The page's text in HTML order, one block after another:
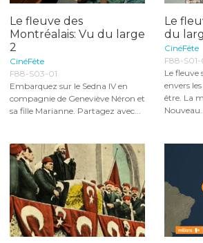
Le fleuve des
Montréalais: Vu du large
2
CinéFête
F88-S03-01
Embarquez sur le Sedna IV en
compagnie de Geneviève Néron et
sa fille Marianne. Partagez avec...
Le
du
CinéFête
F88-
Le fleuve
envers
être. La
Nouveau...